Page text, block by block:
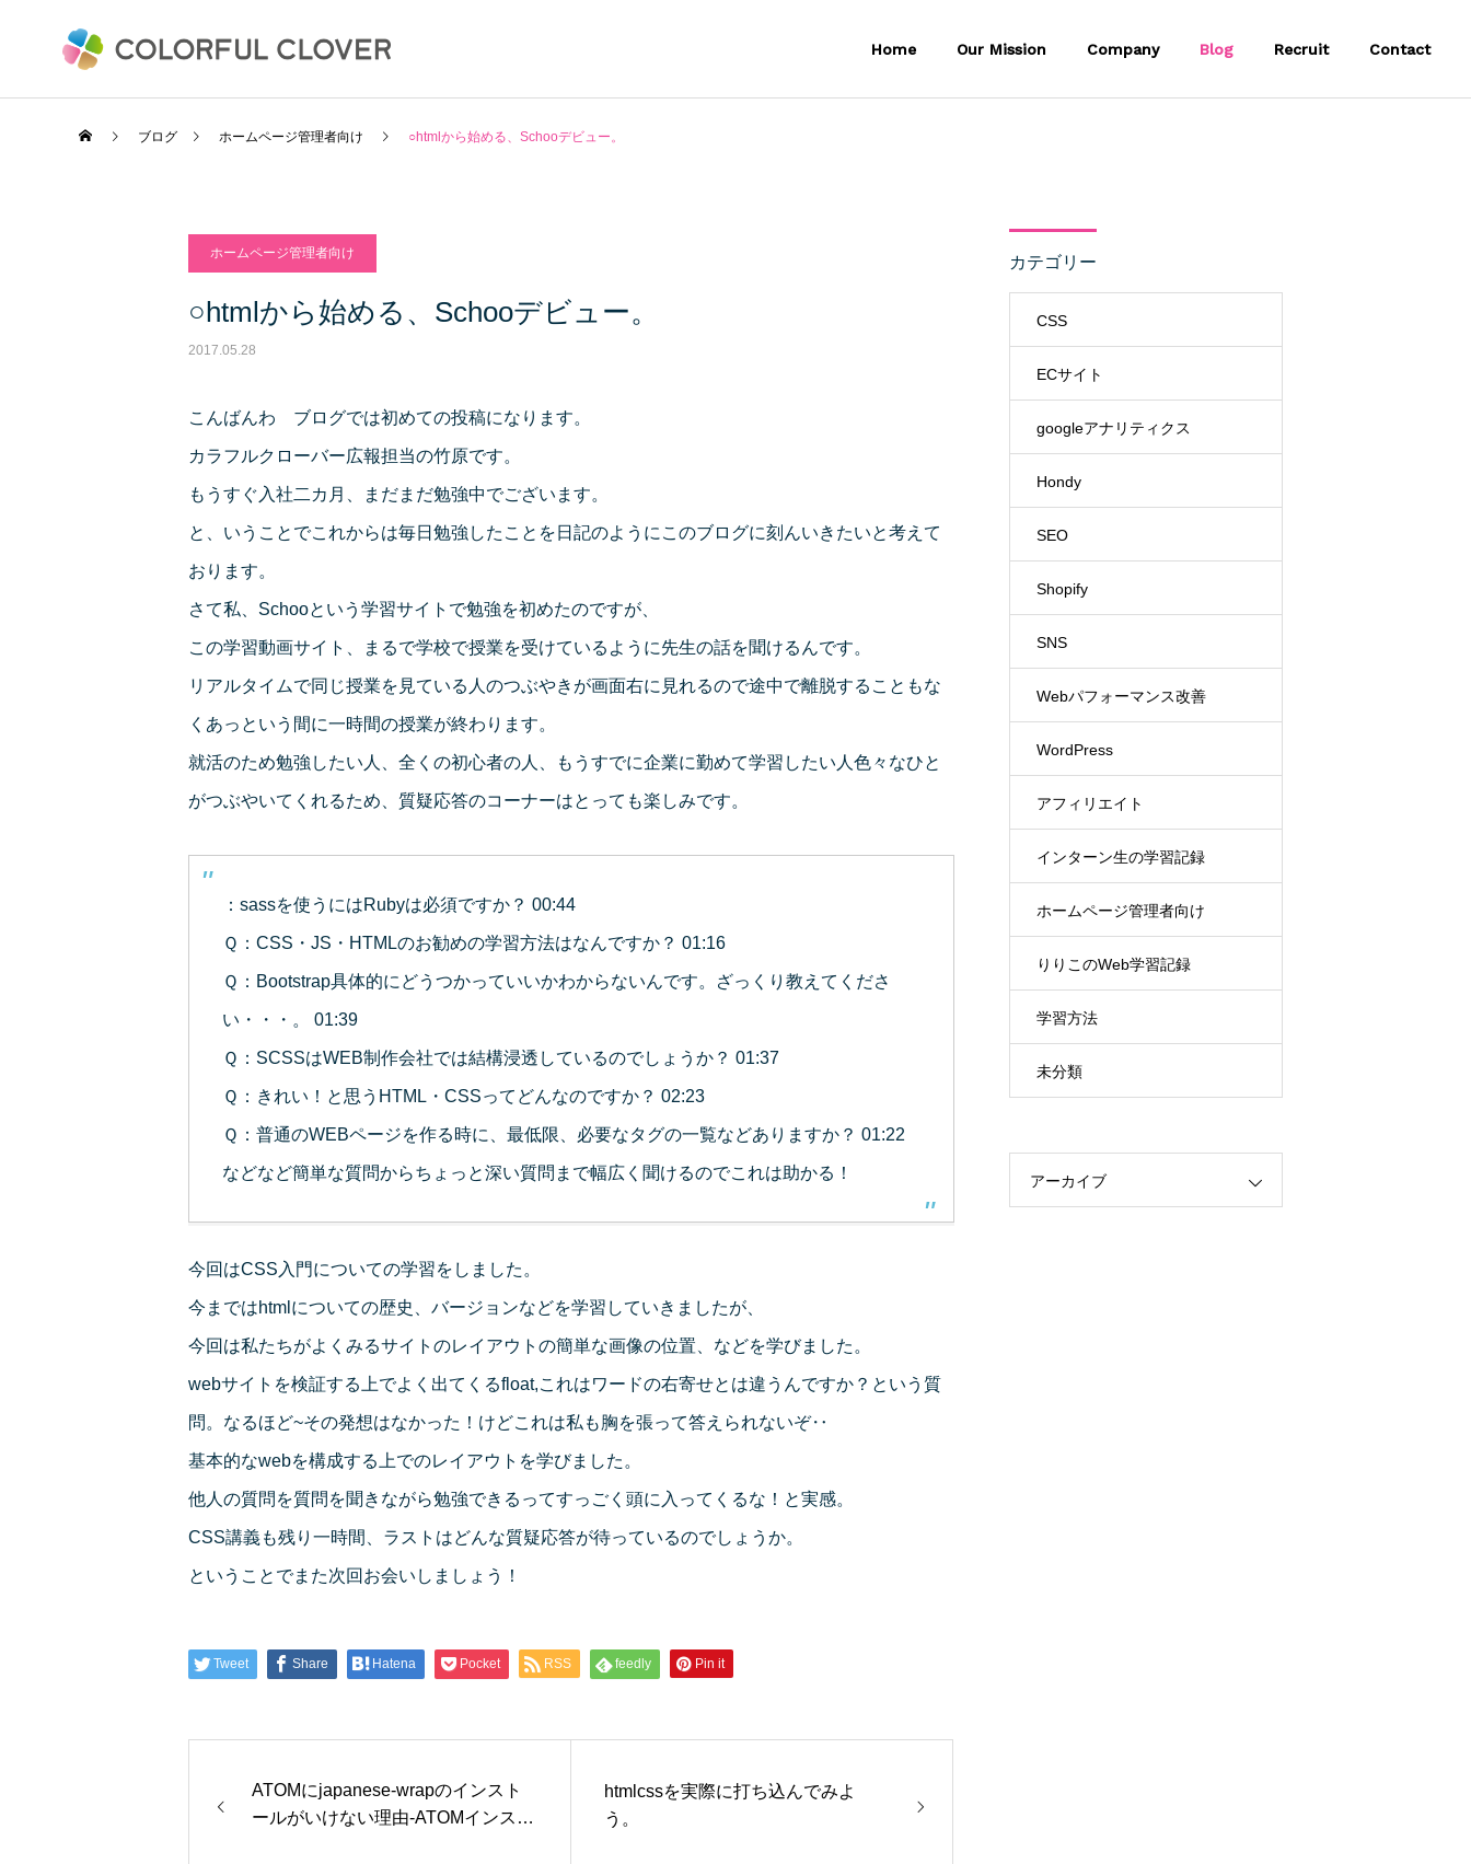
Home Our Mission Company Blog Recruit Contact
ブログ ホームページ管理者向け ○htmlから始める、Schooデビュー。
ホームページ管理者向け
○htmlから始める、Schooデビュー。
2017.05.28
こんばんわ ブログでは初めての投稿になります。
カラフルクローバー広報担当の竹原です。
もうすぐ入社二カ月、まだまだ勉強中でございます。
と、いうことでこれからは毎日勉強したことを日記のようにこのブログに刻んいきたいと考えて
おります。
さて私、Schooという学習サイトで勉強を初めたのですが、
この学習動画サイト、まるで学校で授業を受けているように先生の話を聞けるんです。
リアルタイムで同じ授業を見ている人のつぶやきが画面右に見れるので途中で離脱することもな
くあっという間に一時間の授業が終わります。
就活のため勉強したい人、全くの初心者の人、もうすでに企業に勤めて学習したい人色々なひと
がつぶやいてくれるため、質疑応答のコーナーはとっても楽しみです。
：sassを使うにはRubyは必須ですか？ 00:44
Ｑ：CSS・JS・HTMLのお勧めの学習方法はなんですか？ 01:16
Ｑ：Bootstrap具体的にどうつかっていいかわからないんです。ざっくり教えてくださ
い・・・。 01:39
Ｑ：SCSSはWEB制作会社では結構浸透しているのでしょうか？ 01:37
Ｑ：きれい！と思うHTML・CSSってどんなのですか？ 02:23
Ｑ：普通のWEBページを作る時に、最低限、必要なタグの一覧などありますか？ 01:22
などなど簡単な質問からちょっと深い質問まで幅広く聞けるのでこれは助かる！
今回はCSS入門についての学習をしました。
今まではhtmlについての歴史、バージョンなどを学習していきましたが、
今回は私たちがよくみるサイトのレイアウトの簡単な画像の位置、などを学びました。
webサイトを検証する上でよく出てくるfloat,これはワードの右寄せとは違うんですか？という質
問。なるほど~その発想はなかった！けどこれは私も胸を張って答えられないぞ‥
基本的なwebを構成する上でのレイアウトを学びました。
他人の質問を質問を聞きながら勉強できるってすっごく頭に入ってくるな！と実感。
CSS講義も残り一時間、ラストはどんな質疑応答が待っているのでしょうか。
ということでまた次回お会いしましょう！
Tweet Share Hatena Pocket RSS feedly Pin it
ATOMにjapanese-wrapのインスト
ールがいけない理由-ATOMインスト
htmlcssを実際に打ち込んでみよ
う。
カテゴリー
CSS
ECサイト
googleアナリティクス
Hondy
SEO
Shopify
SNS
Webパフォーマンス改善
WordPress
アフィリエイト
インターン生の学習記録
ホームページ管理者向け
りりこのWeb学習記録
学習方法
未分類
アーカイブ